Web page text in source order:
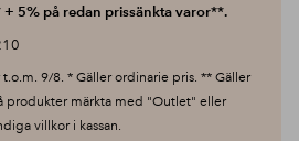
5% på redan prissänkta varor**.
9/8. * Gäller ordinarie pris. ** Gäller
produkter märkta med "Outlet" eller
villkor i kassan.